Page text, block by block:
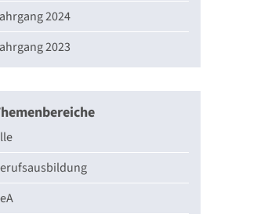
2024
2023